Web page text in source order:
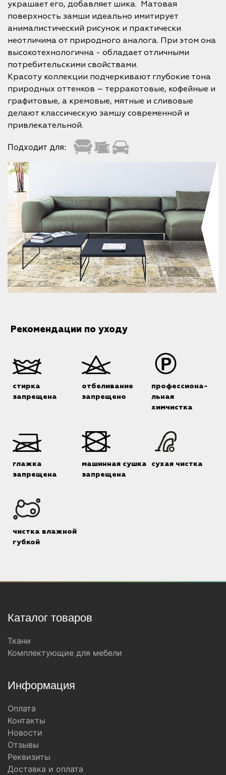
украшает его, добавляет шика. Матовая
поверхность замши идеально имитирует
анималистический рисунок и практически
неотличима от природного аналога. При этом она
высокотехнологична - обладает отличными
потребительскими свойствами.
Красоту коллекции подчеркивают глубокие тона
природных оттенков – терракотовые, кофейные и
графитовые, а кремовые, мятные и сливовые
делают классическую замшу современной и
привлекательной.
Подходит для:
Рекомендации по уходу
стирка
запрещена
отбеливание
запрещено
профессиона-
льная
химчистка
глажка
запрещена
машинная сушка
запрещена
сухая чистка
чистка влажной
губкой
Каталог товаров
Ткани
Комплектующие для мебели
Информация
Оплата
Контакты
Новости
Отзывы
Реквизиты
Доставка и оплата